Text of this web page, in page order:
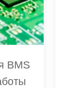
BMS